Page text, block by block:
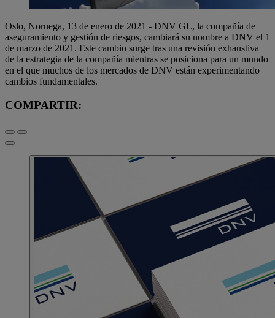
Oslo, Noruega, 13 de enero de 2021 - DNV GL, la compañía de
aseguramiento y gestión de riesgos, cambiará su nombre a DNV el 1
de marzo de 2021. Este cambio surge tras una revisión exhaustiva
de la estrategia de la compañía mientras se posiciona para un mundo
en el que muchos de los mercados de DNV están experimentando
cambios fundamentales.
COMPARTIR: